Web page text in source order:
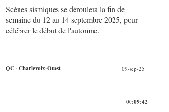
Scènes sismiques se déroulera la fin de
semaine du 12 au 14 septembre 2025, pour
célébrer le début de l'automne.
QC- Charlevoix-Ouest 09-sep-25
00:09:42